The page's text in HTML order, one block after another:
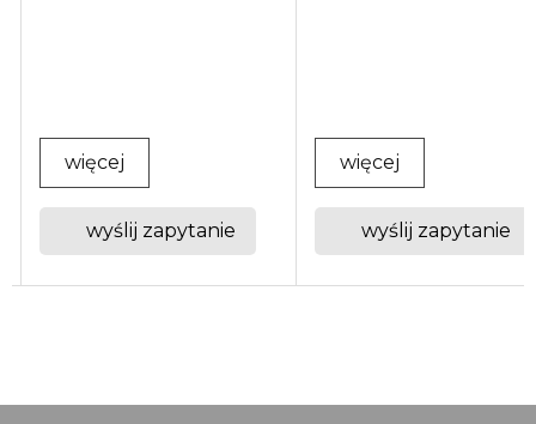
więcej
wyślij zapytanie
więcej
wyślij zapytanie